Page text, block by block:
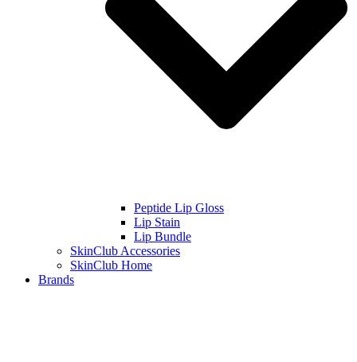
Peptide Lip Gloss
Lip Stain
Lip Bundle
SkinClub Accessories
SkinClub Home
Brands